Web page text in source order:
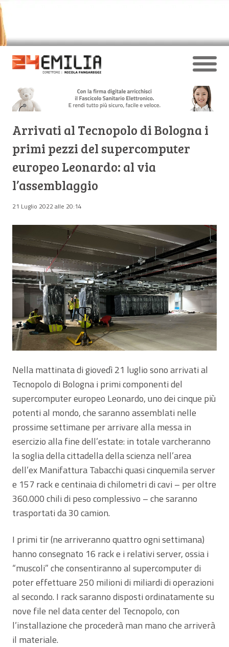
Arrivati al Tecnopolo di Bologna i
primi pezzi del supercomputer
europeo Leonardo: al via
l’assemblaggio
21 Luglio 2022 alle 20:14
Nella mattinata di giovedì 21 luglio sono arrivati al
Tecnopolo di Bologna i primi componenti del
supercomputer europeo Leonardo, uno dei cinque più
potenti al mondo, che saranno assemblati nelle
prossime settimane per arrivare alla messa in
esercizio alla fine dell’estate: in totale varcheranno
la soglia della cittadella della scienza nell’area
dell’ex Manifattura Tabacchi quasi cinquemila server
e 157 rack e centinaia di chilometri di cavi – per oltre
360.000 chili di peso complessivo – che saranno
trasportati da 30 camion.
I primi tir (ne arriveranno quattro ogni settimana)
hanno consegnato 16 rack e i relativi server, ossia i
“muscoli” che consentiranno al supercomputer di
poter effettuare 250 milioni di miliardi di operazioni
al secondo. I rack saranno disposti ordinatamente su
nove file nel data center del Tecnopolo, con
l’installazione che procederà man mano che arriverà
il materiale.